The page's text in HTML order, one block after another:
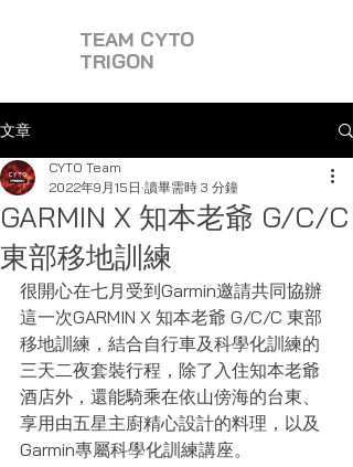
TEAM CYTO
TRIGON
文章
GARMIN X 知本老爺 G/C/C
東部移地訓練
CYTO Team
2022年9月15日 讀畢需時 3 分鐘
很開心在七月受到Garmin邀請共同協辦
這一次GARMIN X 知本老爺 G/C/C 東部
移地訓練，結合自行車及科學化訓練的
三天二夜套裝行程，除了入住知本老爺
酒店外，還能騎乘在依山傍海的台東、
享用由五星主廚精心設計的料理，以及
Garmin專屬科學化訓練講座。